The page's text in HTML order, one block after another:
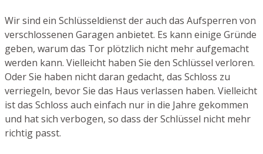
Wir sind ein Schlüsseldienst der auch das Aufsperren von
verschlossenen Garagen anbietet. Es kann einige Gründe
geben, warum das Tor plötzlich nicht mehr aufgemacht
werden kann. Vielleicht haben Sie den Schlüssel verloren.
Oder Sie haben nicht daran gedacht, das Schloss zu
verriegeln, bevor Sie das Haus verlassen haben. Vielleicht
ist das Schloss auch einfach nur in die Jahre gekommen
und hat sich verbogen, so dass der Schlüssel nicht mehr
richtig passt.